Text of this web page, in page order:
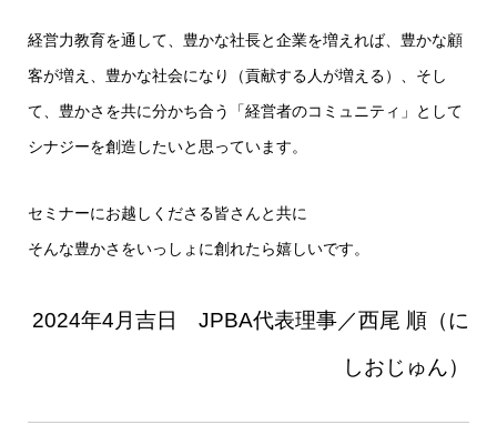
経営力教育を通して、豊かな社長と企業を増えれば、豊かな顧
客が増え、豊かな社会になり（貢献する人が増える）、そし
て、豊かさを共に分かち合う「経営者のコミュニティ」として
シナジーを創造したいと思っています。
セミナーにお越しくださる皆さんと共に
そんな豊かさをいっしょに創れたら嬉しいです。
2024年4月吉日 JPBA代表理事／西尾 順（に
しおじゅん）